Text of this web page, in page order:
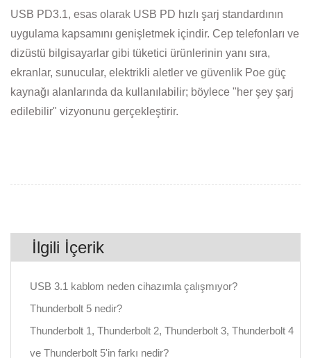
USB PD3.1, esas olarak USB PD hızlı şarj standardının
uygulama kapsamını genişletmek içindir. Cep telefonları ve
dizüstü bilgisayarlar gibi tüketici ürünlerinin yanı sıra,
ekranlar, sunucular, elektrikli aletler ve güvenlik Poe güç
kaynağı alanlarında da kullanılabilir; böylece "her şey şarj
edilebilir" vizyonunu gerçekleştirir.
İlgili İçerik
USB 3.1 kablom neden cihazımla çalışmıyor?
Thunderbolt 5 nedir?
Thunderbolt 1, Thunderbolt 2, Thunderbolt 3, Thunderbolt 4
ve Thunderbolt 5'in farkı nedir?